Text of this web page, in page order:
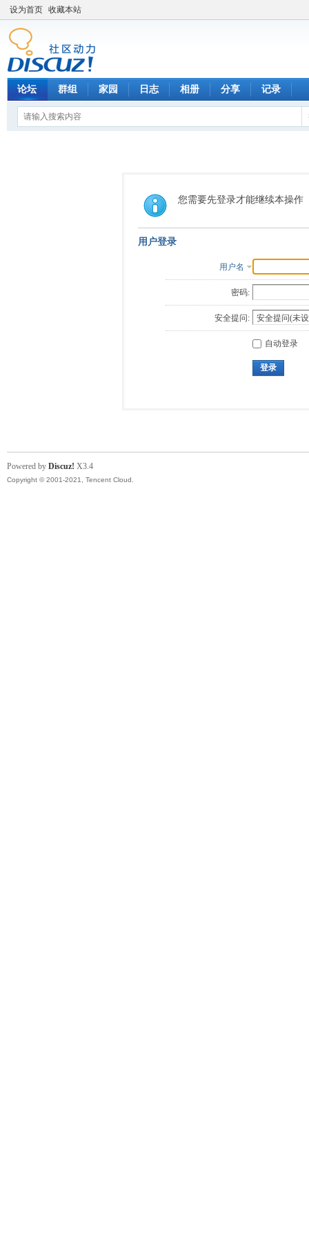
设为首页 收藏本站
论坛 群组 家园 日志 相册 分享 记录
您需要先登录才能继续本操作
用户登录
用户名
密码:
安全提问:
自动登录
登录
Powered by Discuz! X3.4
Copyright © 2001-2021, Tencent Cloud.